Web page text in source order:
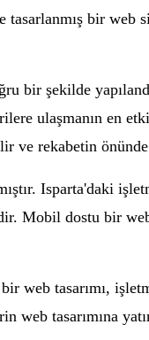
tasarlanmış bir web
bir şekilde
ulaşmanın en
ve rekabetin
Isparta'daki
Mobil dostu bir
web tasarımı,
tasarımına